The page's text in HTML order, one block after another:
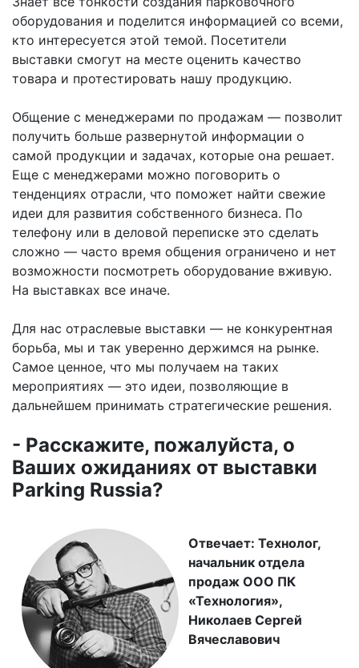
оборудования и поделится информацией со всеми,
кто интересуется этой темой. Посетители
выставки смогут на месте оценить качество
товара и протестировать нашу продукцию.
Общение с менеджерами по продажам — позволит
получить больше развернутой информации о
самой продукции и задачах, которые она решает.
Еще с менеджерами можно поговорить о
тенденциях отрасли, что поможет найти свежие
идеи для развития собственного бизнеса. По
телефону или в деловой переписке это сделать
сложно — часто время общения ограничено и нет
возможности посмотреть оборудование вживую.
На выставках все иначе.
Для нас отраслевые выставки — не конкурентная
борьба, мы и так уверенно держимся на рынке.
Самое ценное, что мы получаем на таких
мероприятиях — это идеи, позволяющие в
дальнейшем принимать стратегические решения.
- Расскажите, пожалуйста, о
Ваших ожиданиях от выставки
Parking Russia?
Отвечает: Технолог,
начальник отдела
продаж ООО ПК
«Технология»,
Николаев Сергей
Вячеславович